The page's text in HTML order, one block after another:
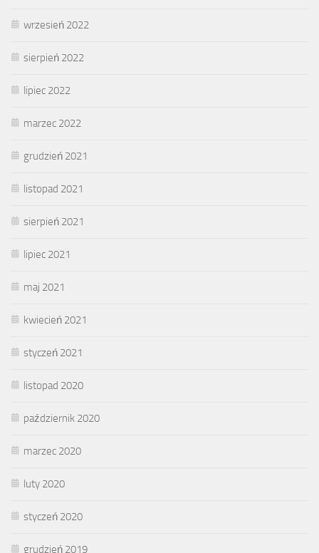
wrzesień 2022
sierpień 2022
lipiec 2022
marzec 2022
grudzień 2021
listopad 2021
sierpień 2021
lipiec 2021
maj 2021
kwiecień 2021
styczeń 2021
listopad 2020
październik 2020
marzec 2020
luty 2020
styczeń 2020
grudzień 2019